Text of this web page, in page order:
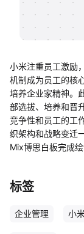
小米注重员工激励
机制成为员工的核
培养企业家精神。
部选拔、培养和晋
竞争性和员工的工
织架构和战略变迁
Mix博思白板完成绘
标签
企业管理 小